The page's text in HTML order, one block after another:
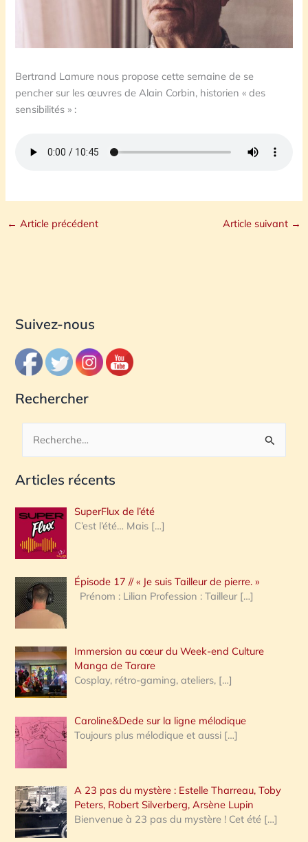
Bertrand Lamure nous propose cette semaine de se
pencher sur les œuvres de Alain Corbin, historien « des
sensibilités » :
← Article précédent Article suivant →
Suivez-nous
Rechercher
c
e
r
c
h
e
:
Articles récents
SuperFlux de l’été
C’est l’été… Mais […]
Épisode 17 // « Je suis Tailleur de pierre. »
Prénom : Lilian Profession : Tailleur […]
Immersion au cœur du Week-end Culture
Manga de Tarare
Cosplay, rétro-gaming, ateliers, […]
Caroline&Dede sur la ligne mélodique
Toujours plus mélodique et aussi […]
A 23 pas du mystère : Estelle Tharreau, Toby
Peters, Robert Silverberg, Arsène Lupin
Bienvenue à 23 pas du mystère ! Cet été […]